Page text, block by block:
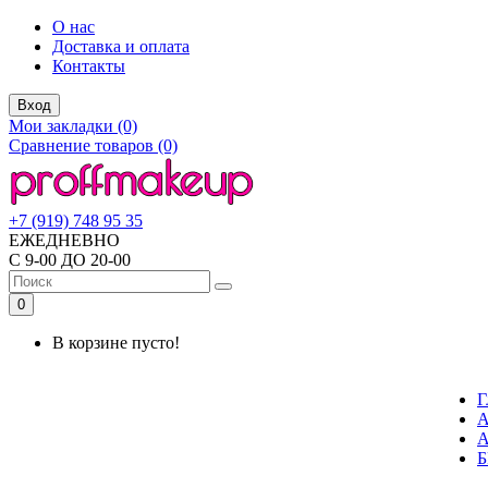
О нас
Доставка и оплата
Контакты
Вход
Мои закладки (0)
Сравнение товаров (0)
+7 (919) 748 95 35
ЕЖЕДНЕВНО
С 9-00 ДО 20-00
0
В корзине пусто!